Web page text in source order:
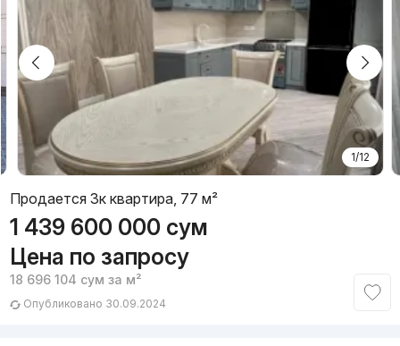
1/12
Продается 3к квартира, 77 м²
1 439 600 000 сум
Цена по запросу
18 696 104 сум за м²
Опубликовано 30.09.2024